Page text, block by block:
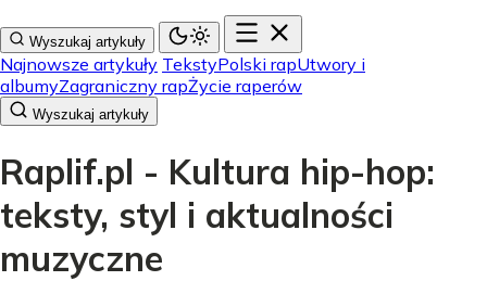
Wyszukaj artykuły
Najnowsze artykuły TekstyPolski rapUtwory i
albumyZagraniczny rapŻycie raperów
Wyszukaj artykuły
Raplif.pl - Kultura hip-hop:
teksty, styl i aktualności
muzyczne